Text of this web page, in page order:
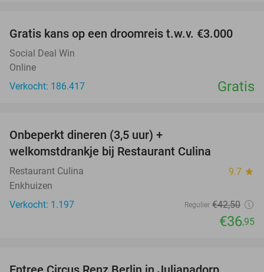
Gratis kans op een droomreis t.w.v. €3.000
Social Deal Win
Online
Verkocht: 186.417
Gratis
Onbeperkt dineren (3,5 uur) +
welkomstdrankje bij Restaurant Culina
Restaurant Culina 9.7 star
Enkhuizen
Verkocht: 1.197
Regulier €42,50
€36,95